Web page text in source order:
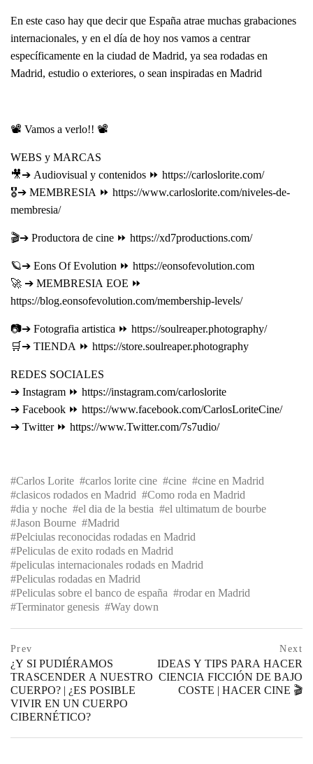
En este caso hay que decir que España atrae muchas grabaciones
internacionales, y en el día de hoy nos vamos a centrar
específicamente en la ciudad de Madrid, ya sea rodadas en
Madrid, estudio o exteriores, o sean inspiradas en Madrid
📽 Vamos a verlo!! 📽
WEBS y MARCAS
🎥➔ Audiovisual y contenidos ⏩ https://carloslorite.com/
🎖➔ MEMBRESIA ⏩ https://www.carloslorite.com/niveles-de-
membresia/
🎬➔ Productora de cine ⏩ https://xd7productions.com/
🪐➔ Eons Of Evolution ⏩ https://eonsofevolution.com
🚀 ➔ MEMBRESIA EOE ⏩
https://blog.eonsofevolution.com/membership-levels/
📷➔ Fotografia artistica ⏩ https://soulreaper.photography/
🛒➔ TIENDA ⏩ https://store.soulreaper.photography
REDES SOCIALES
➔ Instagram ⏩ https://instagram.com/carloslorite
➔ Facebook ⏩ https://www.facebook.com/CarlosLoriteCine/
➔ Twitter ⏩ https://www.Twitter.com/7s7udio/
Carlos Lorite carlos lorite cine cine
cine en Madrid
clasicos rodados en Madrid
Como roda en Madrid
dia y noche
el dia de la bestia
el ultimatum de bourbe
Jason Bourne
Madrid
Pelciulas reconocidas rodadas en Madrid
Peliculas de exito rodads en Madrid
peliculas internacionales rodads en Madrid
Peliculas rodadas en Madrid
Peliculas sobre el banco de españa
rodar en Madrid
Terminator genesis
Way down
Navegación
de
entradas
Prev
postPrevious
page
¿Y SI PUDIÉRAMOS
TRASCENDER A NUESTRO
CUERPO? | ¿ES POSIBLE
VIVIR EN UN CUERPO
CIBERNÉTICO?
Next
IDEAS Y TIPS PARA HACER
CIENCIA FICCIÓN DE BAJO
COSTE | HACER CINE 🎬